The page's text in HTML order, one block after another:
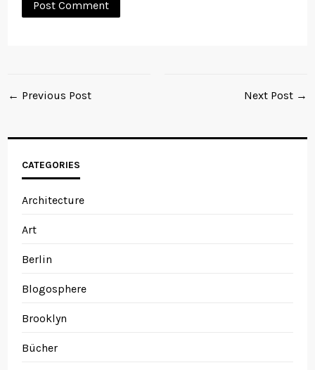
← Previous Post Next Post →
CATEGORIES
Architecture
Art
Berlin
Blogosphere
Brooklyn
Bücher